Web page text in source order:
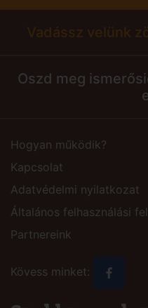
Vadássz velünk
Oszd meg
Hogyan működik?
Kapcsolat
Adatvédelmi nyilatkozat
Általános felhasználási
Partnereink
Kövess minket: